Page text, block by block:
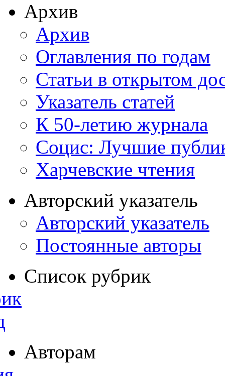
Архив
Архив
Оглавления по годам
Статьи в открытом
Указатель статей
К 50-летию журнала
Социс: Лучшие
Харчевские чтения
Авторский указатель
Авторский указатель
Постоянные авторы
Список рубрик
Авторам